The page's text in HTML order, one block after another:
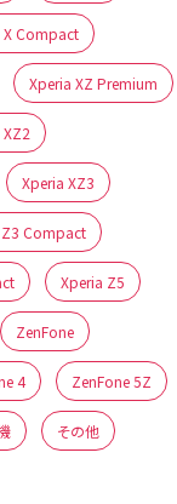
X Compact
Xperia XZ Premium
Xperia XZ3
Compact
Xperia Z5
ZenFone
4 ZenFone 5Z
その他